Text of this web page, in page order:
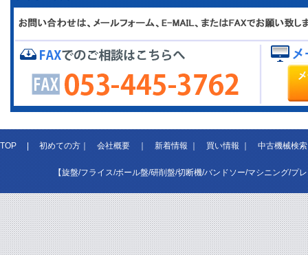
TOP|初めての方｜会社概要｜新着情報｜買い情報｜中古機械検索
【旋盤/フライス/ボール盤/研削盤/切断機/バンドソー/マシニング/プ